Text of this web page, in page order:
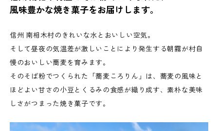
風味豊かな焼き菓子をお届けします。
信州 南相木村のきれいな水とおいしい空気。
そして昼夜の気温差が激しいことにより発生する朝霧が村自
慢のおいしい蕎麦を育みます。
そのそば粉でつくられた「蕎麦ころりん」は、蕎麦の風味と
ほどよい甘さの小豆とくるみの食感が織り成す、素朴な美味
しさがつまった焼き菓子です。